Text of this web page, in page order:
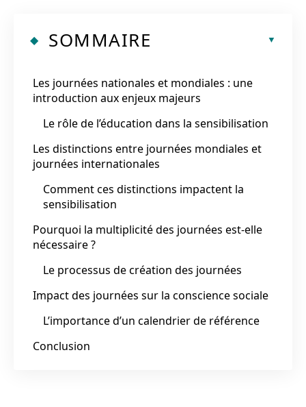
SOMMAIRE
Les journées nationales et mondiales : une
introduction aux enjeux majeurs
Le rôle de l’éducation dans la sensibilisation
Les distinctions entre journées mondiales et
journées internationales
Comment ces distinctions impactent la
sensibilisation
Pourquoi la multiplicité des journées est-elle
nécessaire ?
Le processus de création des journées
Impact des journées sur la conscience sociale
L’importance d’un calendrier de référence
Conclusion